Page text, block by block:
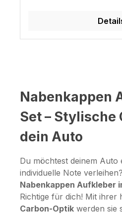
Nabenkappen
Set – Stylische
dein Auto
Du möchtest deinem Auto
individuelle Note
Nabenkappen Aufkleber
Richtige für dich! Mit ihrer
Carbon-Optik werden sie